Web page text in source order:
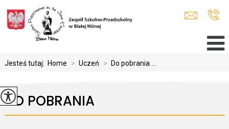
Jesteś tutaj: Home > Uczeń > Do pobrania ...
DO POBRANIA